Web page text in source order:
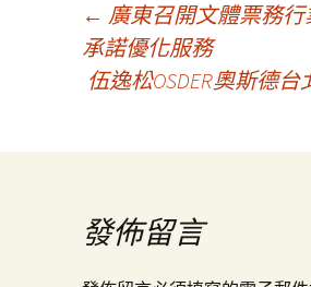
← 廣東召開文體票務行
承諾優化服務
伍逸松OSDER奧斯德
發佈留言